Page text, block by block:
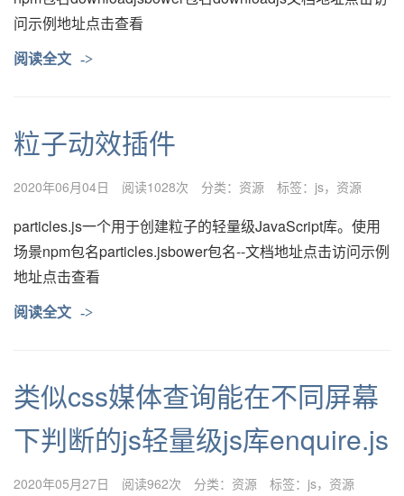
问示例地址点击查看
阅读全文 ->
粒子动效插件
2020年06月04日 阅读1028次 分类： 资源 标签： js 资源
particles.js一个用于创建粒子的轻量级JavaScript库。使用
场景npm包名particles.jsbower包名--文档地址点击访问示例
地址点击查看
阅读全文 ->
类似css媒体查询能在不同屏幕
下判断的js轻量级js库enquire.js
2020年05月27日 阅读962次 分类： 资源 标签： js 资源